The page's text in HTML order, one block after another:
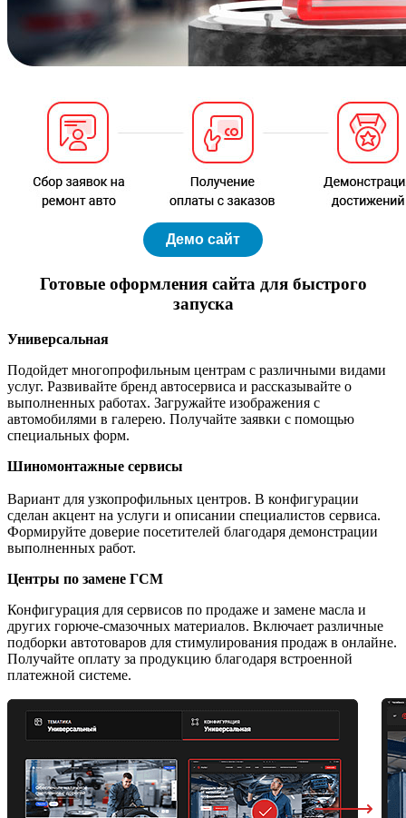
Демо сайт
Готовые оформления сайта для быстрого
запуска
Универсальная
Подойдет многопрофильным центрам с различными видами
услуг. Развивайте бренд автосервиса и рассказывайте о
выполненных работах. Загружайте изображения с
автомобилями в галерею. Получайте заявки с помощью
специальных форм.
Шиномонтажные сервисы
Вариант для узкопрофильных центров. В конфигурации
сделан акцент на услуги и описании специалистов сервиса.
Формируйте доверие посетителей благодаря демонстрации
выполненных работ.
Центры по замене ГСМ
Конфигурация для сервисов по продаже и замене масла и
других горюче-смазочных материалов. Включает различные
подборки автотоваров для стимулирования продаж в онлайне.
Получайте оплату за продукцию благодаря встроенной
платежной системе.